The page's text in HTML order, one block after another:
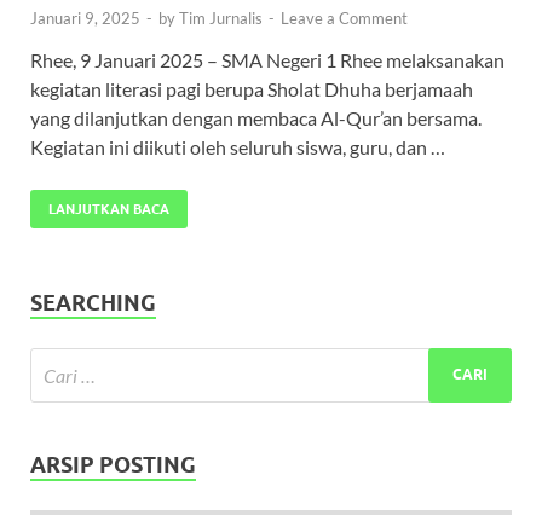
Januari 9, 2025 - byTim Jurnalis - Leave a Comment
Rhee, 9 Januari 2025 – SMA Negeri 1 Rhee melaksanakan
kegiatan literasi pagi berupa Sholat Dhuha berjamaah
yang dilanjutkan dengan membaca Al-Qur’an bersama.
Kegiatan ini diikuti oleh seluruh siswa, guru, dan …
LANJUTKAN BACA
SEARCHING
ARSIP POSTING